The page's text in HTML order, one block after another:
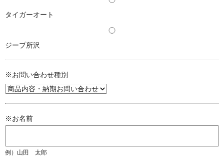
タイガーオート
ジープ所沢
※お問い合わせ種別
※お名前
例）山田 太郎